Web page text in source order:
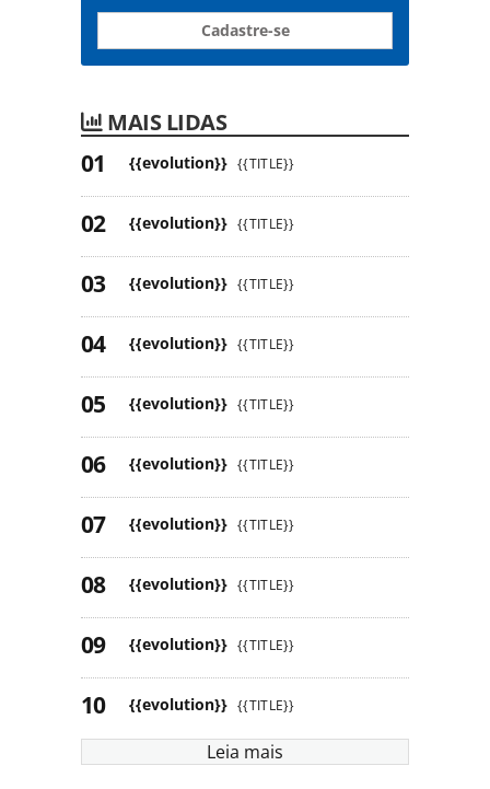
Cadastre-se
MAIS LIDAS
{{evolution}} {{TITLE}}
{{evolution}} {{TITLE}}
{{evolution}} {{TITLE}}
{{evolution}} {{TITLE}}
{{evolution}} {{TITLE}}
{{evolution}} {{TITLE}}
{{evolution}} {{TITLE}}
{{evolution}} {{TITLE}}
{{evolution}} {{TITLE}}
{{evolution}} {{TITLE}}
Leia mais